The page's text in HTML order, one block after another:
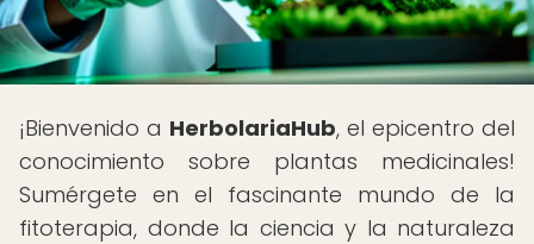
¡Bienvenido a HerbolariaHub, el epicentro del
conocimiento sobre plantas medicinales!
Sumérgete en el fascinante mundo de la
fitoterapia, donde la ciencia y la naturaleza